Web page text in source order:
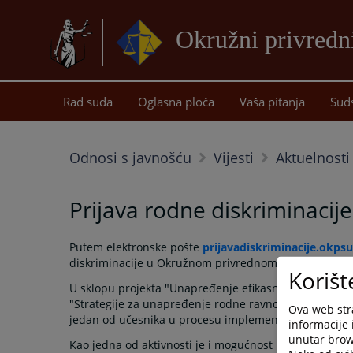
Okružni
Rad suda Oglasna ploča Vaša pitanja
Odnosi s javnošću Vijesti Aktuelnosti
Prijava rodne diskriminacije
Putem elektronske pošte
diskriminacije u Okružnom privrednom sudu u
U sklopu projekta "Unapređenje efikasnosti sudova i
"Strategije za unapređenje rodne ravnopravnosti u
jedan od učesnika u procesu implementacije ove
Kao jedna od aktivnosti je i mogućnost prijave rodne
Ova web
informacije
unutar